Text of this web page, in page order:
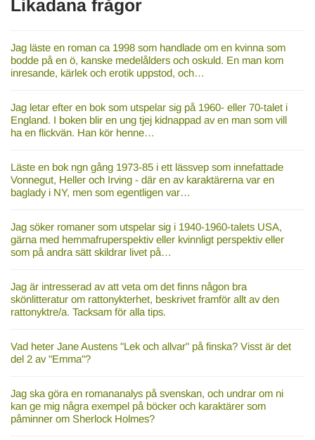
Likadana frågor
Jag läste en roman ca 1998 som handlade om en kvinna som
bodde på en ö, kanske medelålders och oskuld. En man kom
inresande, kärlek och erotik uppstod, och…
Jag letar efter en bok som utspelar sig på 1960- eller 70-talet i
England. I boken blir en ung tjej kidnappad av en man som vill
ha en flickvän. Han kör henne…
Läste en bok ngn gång 1973-85 i ett lässvep som innefattade
Vonnegut, Heller och Irving - där en av karaktärerna var en
baglady i NY, men som egentligen var…
Jag söker romaner som utspelar sig i 1940-1960-talets USA,
gärna med hemmafruperspektiv eller kvinnligt perspektiv eller
som på andra sätt skildrar livet på…
Jag är intresserad av att veta om det finns någon bra
skönlitteratur om rattonykterhet, beskrivet framför allt av den
rattonyktre/a. Tacksam för alla tips.
Vad heter Jane Austens "Lek och allvar" på finska? Visst är det
del 2 av "Emma"?
Jag ska göra en romananalys på svenskan, och undrar om ni
kan ge mig några exempel på böcker och karaktärer som
påminner om Sherlock Holmes?